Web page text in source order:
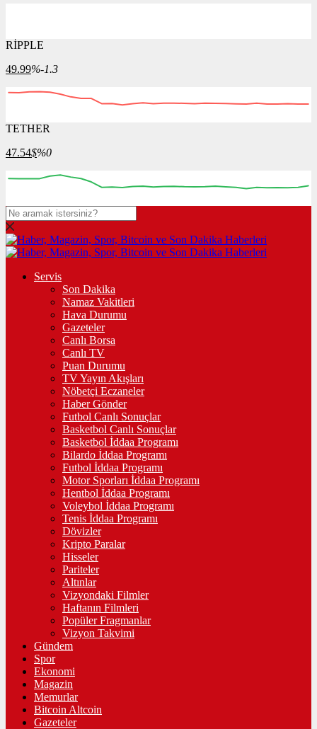
RİPPLE
49.99%-1.3
TETHER
47.54$%0
Servis
Son Dakika
Namaz Vakitleri
Hava Durumu
Gazeteler
Canlı Borsa
Canlı TV
Puan Durumu
TV Yayın Akışları
Nöbetçi Eczaneler
Haber Gönder
Futbol Canlı Sonuçlar
Basketbol Canlı Sonuçlar
Basketbol İddaa Programı
Bilardo İddaa Programı
Futbol İddaa Programı
Motor Sporları İddaa Programı
Hentbol İddaa Programı
Voleybol İddaa Programı
Tenis İddaa Programı
Dövizler
Kripto Paralar
Hisseler
Pariteler
Altınlar
Vizyondaki Filmler
Haftanın Filmleri
Popüler Fragmanlar
Vizyon Takvimi
Gündem
Spor
Ekonomi
Magazin
Memurlar
Bitcoin Altcoin
Gazeteler